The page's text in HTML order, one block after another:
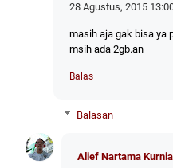
28 Agustus, 2015
masih aja gak bisa ya
msih ada 2gb.an
Balas
Balasan
Alief Nartama